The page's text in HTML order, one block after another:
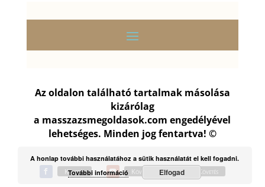
Az oldalon található tartalmak másolása
kizárólag
a masszazsmegoldasok.com engedélyével
lehetséges. Minden jog fentartva! ©
Követés Követés Követés
A honlap további használatához a sütik használatát el kell fogadni.
További információ
Elfogad